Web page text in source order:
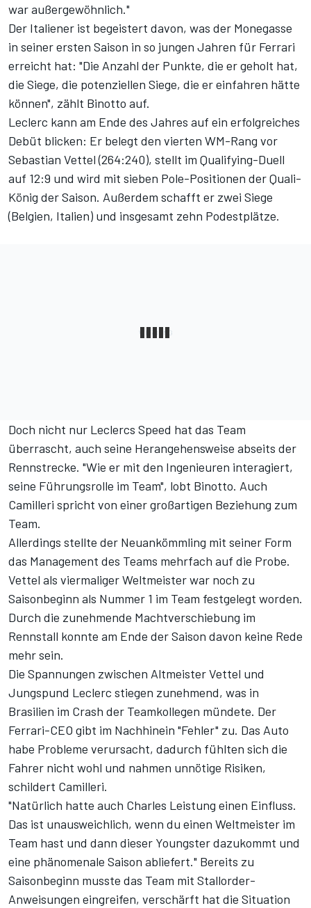
war außergewöhnlich."
Der Italiener ist begeistert davon, was der Monegasse
in seiner ersten Saison in so jungen Jahren für Ferrari
erreicht hat: "Die Anzahl der Punkte, die er geholt hat,
die Siege, die potenziellen Siege, die er einfahren hätte
können", zählt Binotto auf.
Leclerc kann am Ende des Jahres auf ein erfolgreiches
Debüt blicken: Er belegt den vierten WM-Rang vor
Sebastian Vettel (264:240), stellt im Qualifying-Duell
auf 12:9 und wird mit sieben Pole-Positionen der Quali-
König der Saison. Außerdem schafft er zwei Siege
(Belgien, Italien) und insgesamt zehn Podestplätze.
Doch nicht nur Leclercs Speed hat das Team
überrascht, auch seine Herangehensweise abseits der
Rennstrecke. "Wie er mit den Ingenieuren interagiert,
seine Führungsrolle im Team", lobt Binotto. Auch
Camilleri spricht von einer großartigen Beziehung zum
Team.
Allerdings stellte der Neuankömmling mit seiner Form
das Management des Teams mehrfach auf die Probe.
Vettel als viermaliger Weltmeister war noch zu
Saisonbeginn als Nummer 1 im Team festgelegt worden.
Durch die zunehmende Machtverschiebung im
Rennstall konnte am Ende der Saison davon keine Rede
mehr sein.
Die Spannungen zwischen Altmeister Vettel und
Jungspund Leclerc stiegen zunehmend, was in
Brasilien im Crash der Teamkollegen mündete. Der
Ferrari-CEO gibt im Nachhinein "Fehler" zu. Das Auto
habe Probleme verursacht, dadurch fühlten sich die
Fahrer nicht wohl und nahmen unnötige Risiken,
schildert Camilleri.
"Natürlich hatte auch Charles Leistung einen Einfluss.
Das ist unausweichlich, wenn du einen Weltmeister im
Team hast und dann dieser Youngster dazukommt und
eine phänomenale Saison abliefert." Bereits zu
Saisonbeginn musste das Team mit Stallorder-
Anweisungen eingreifen, verschärft hat die Situation